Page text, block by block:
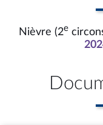
Nièvre (2e